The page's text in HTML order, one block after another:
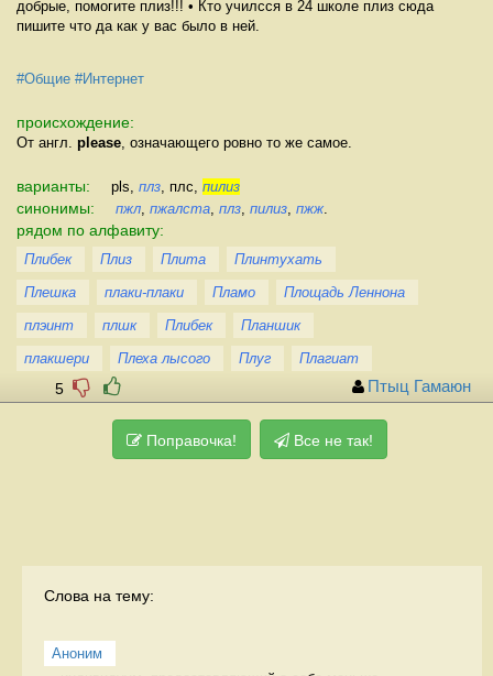
добрые, помогите плиз!!! • Кто училсся в 24 школе плиз сюда
пишите что да как у вас было в ней.
#Общие #Интернет
происхождение:
От англ. please, означающего ровно то же самое.
варианты: pls, плз, плс, пилиз
синонимы: пжл, пжалста, плз, пилиз, пжж.
рядом по алфавиту:
Плибек Плиз Плита
Плинтухать
Плешка
плаки-плаки Пламо
Площадь Леннона
плэинт
плшк Плибек
Планшик
плакшери
Плеха лысого Плуг Плагиат
5 Птыц Гамаюн
Поправочка! Все не так!
Слова на тему:
Аноним